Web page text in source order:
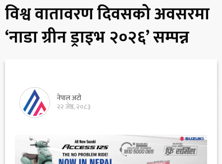
विश्व वातावरण दिवसको अवसरमा
‘नाडा ग्रीन ड्राइभ २०२६’ सम्पन्न
नेपाल अटो
२२ जेष्ठ, २०८३